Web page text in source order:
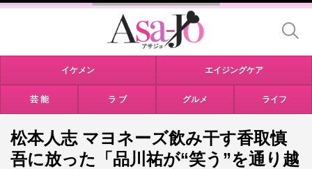
イケメン エイジングケア
芸 能 ラ ブ グルメ ライフ
松本人志 マヨネーズ飲み干す香取慎
吾に放った「品川祐が“笑う”を通り越